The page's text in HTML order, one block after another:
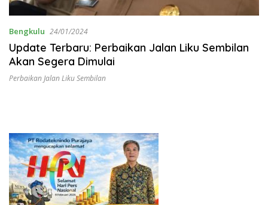
Bengkulu 24/01/2024
Update Terbaru: Perbaikan Jalan Liku Sembilan
Akan Segera Dimulai
Perbaikan Jalan Liku Sembilan